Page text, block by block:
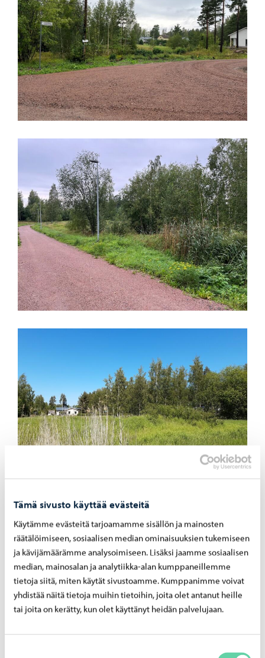
Tämä sivusto käyttää evästeitä
Käytämme evästeitä tarjoamamme sisällön ja mainosten
räätälöimiseen, sosiaalisen median ominaisuuksien tukemiseen
ja kävijämäärämme analysoimiseen. Lisäksi jaamme sosiaalisen
median, mainosalan ja analytiikka-alan kumppaneillemme
tietoja siitä, miten käytät sivustoamme. Kumppanimme voivat
yhdistää näitä tietoja muihin tietoihin, joita olet antanut heille
tai joita on kerätty, kun olet käyttänyt heidän palvelujaan.